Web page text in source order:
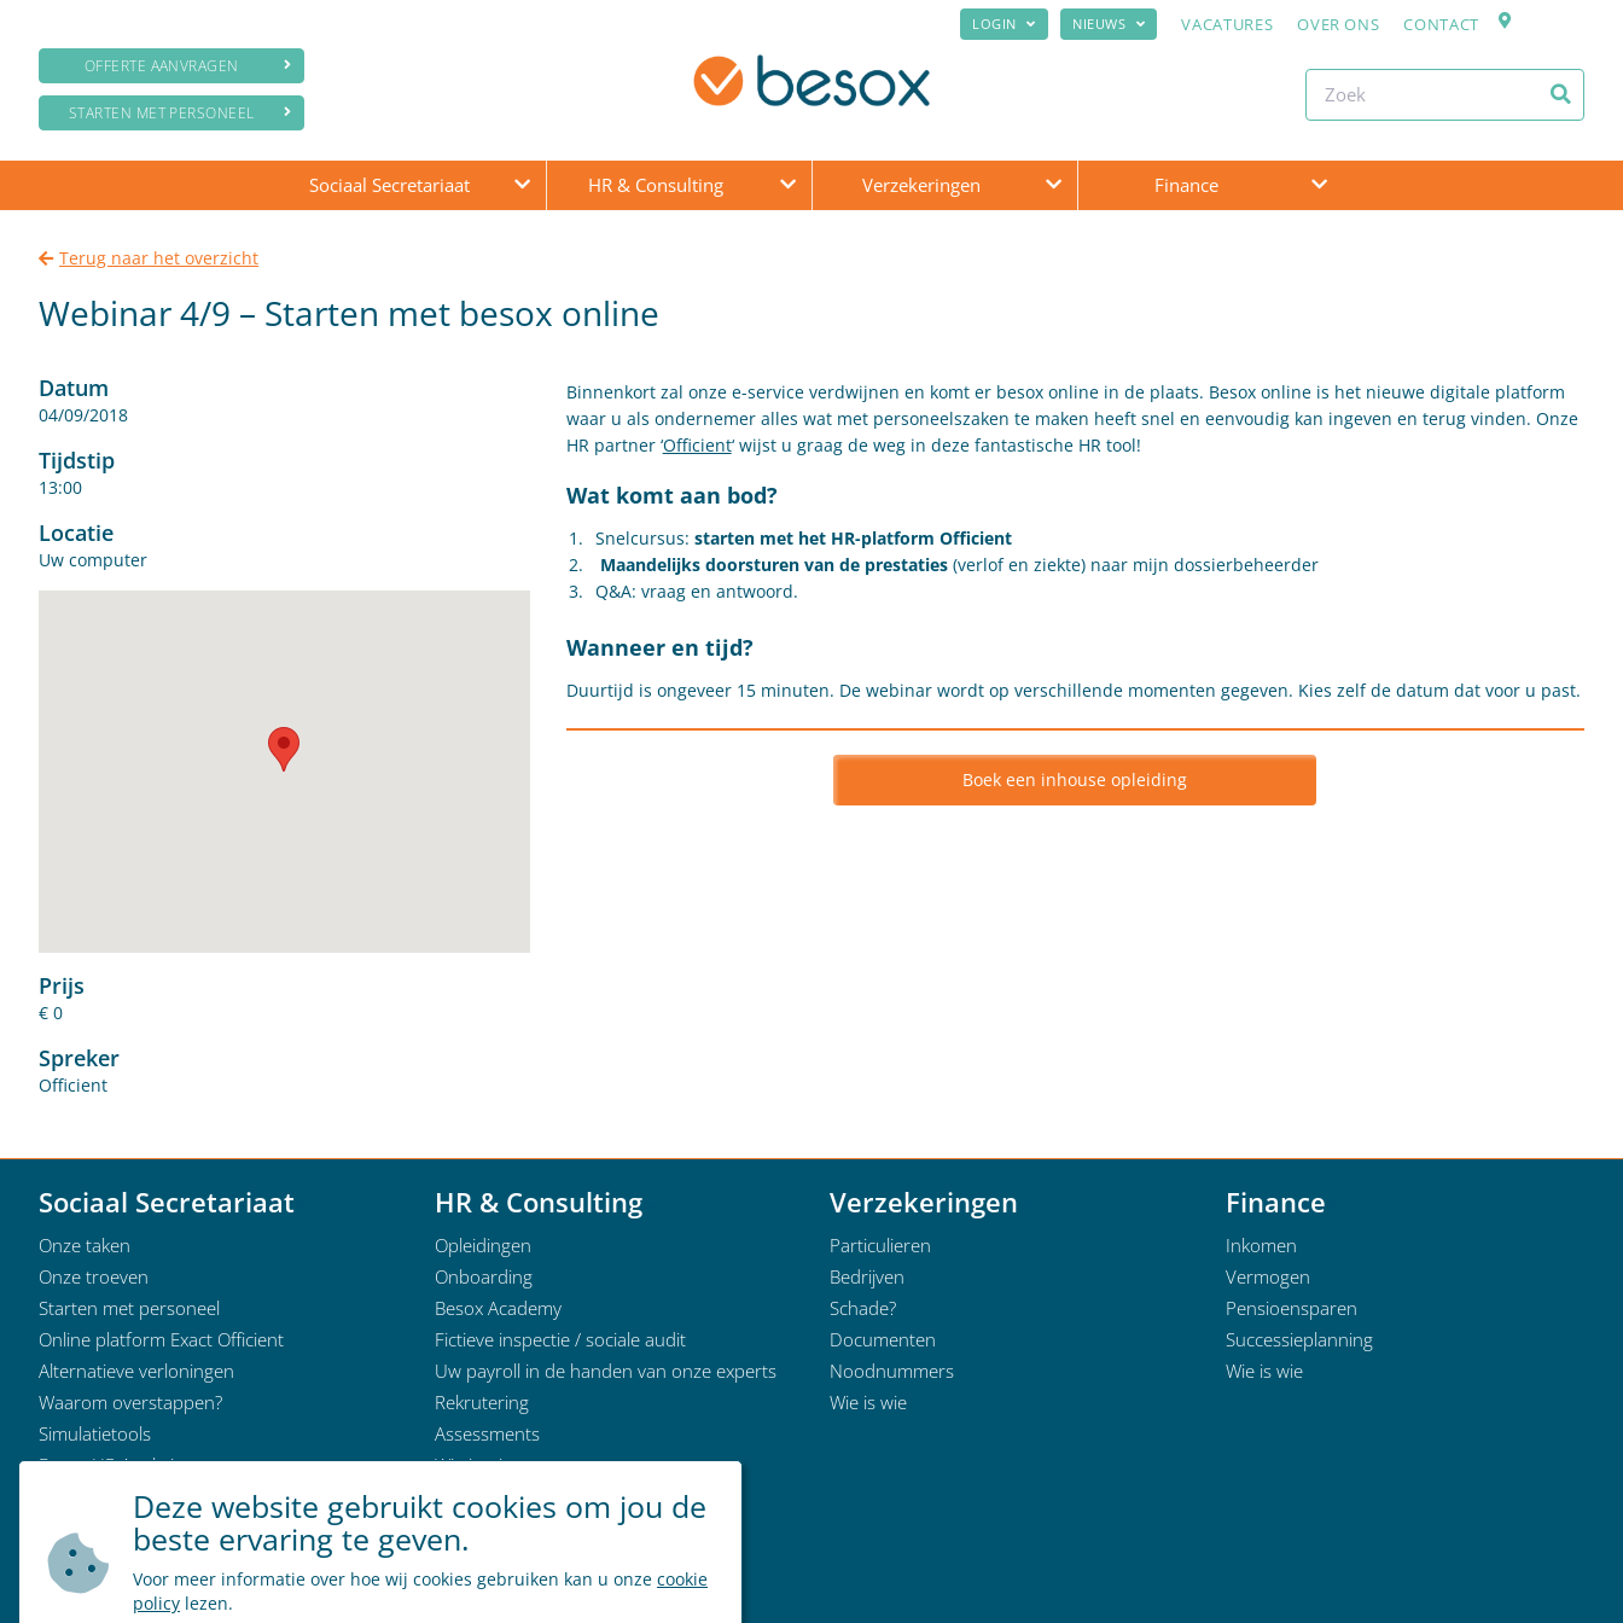
OFFERTE AANVRAGEN
STARTEN MET PERSONEEL
LOGIN NIEUWS VACATURES OVER ONS CONTACT
Sociaal Secretariaat HR & Consulting Verzekeringen Finance
Terug naar het overzicht
Webinar 4/9 – Starten met besox online
Datum
04/09/2018
Tijdstip
13:00
Locatie
Uw computer
Prijs
€ 0
Spreker
Officient
Binnenkort zal onze e-service verdwijnen en komt er besox online in de plaats. Besox online is het nieuwe digitale platform
waar u als ondernemer alles wat met personeelszaken te maken heeft snel en eenvoudig kan ingeven en terug vinden. Onze
HR partner ‘Officient‘ wijst u graag de weg in deze fantastische HR tool!
Wat komt aan bod?
Snelcursus: starten met het HR-platform Officient
Maandelijks doorsturen van de prestaties (verlof en ziekte) naar mijn dossierbeheerder
Q&A: vraag en antwoord.
Wanneer en tijd?
Duurtijd is ongeveer 15 minuten. De webinar wordt op verschillende momenten gegeven. Kies zelf de datum dat voor u past.
Boek een inhouse opleiding
Sociaal Secretariaat
Onze taken
Onze troeven
Starten met personeel
Online platform Exact Officient
Alternatieve verloningen
Waarom overstappen?
Simulatietools
Besox HR Analytics
Klantervaringen
Modeldocumenten
Wie is wie
HR & Consulting
Opleidingen
Onboarding
Besox Academy
Fictieve inspectie / sociale audit
Uw payroll in de handen van onze experts
Rekrutering
Assessments
Wie is wie
Verzekeringen
Particulieren
Bedrijven
Schade?
Documenten
Noodnummers
Wie is wie
Finance
Inkomen
Vermogen
Pensioensparen
Successieplanning
Wie is wie
Deze website gebruikt cookies om jou de
beste ervaring te geven.
Voor meer informatie over hoe wij cookies gebruiken kan u onze cookie
policy lezen.